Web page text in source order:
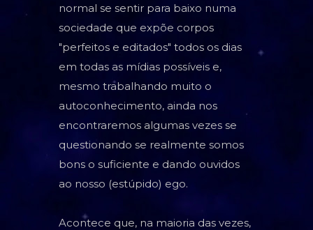
RUNAS DE BRUXA
GRIMÓRIO
normal se sentir para baixo numa
sociedade que expõe corpos
"perfeitos e editados" todos os dias
em todas as mídias possíveis e,
mesmo trabalhando muito o
autoconhecimento, ainda nos
encontraremos algumas vezes se
questionando se realmente somos
bons o suficiente e dando ouvidos
ao nosso (estúpido) ego.
Acontece que, na maioria das vezes,